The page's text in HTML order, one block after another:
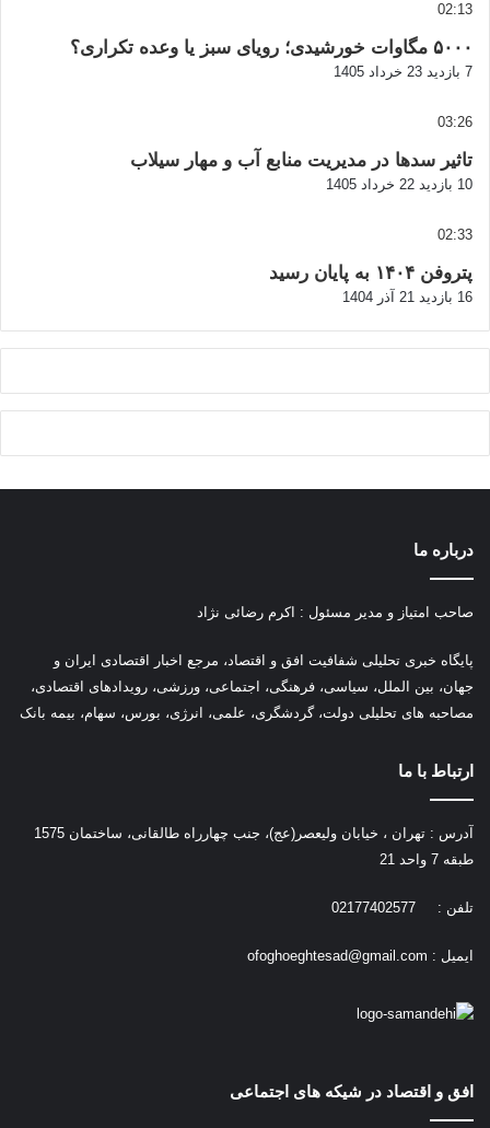
02:13
۵۰۰۰ مگاوات خورشیدی؛ رویای سبز یا وعده تکراری؟
7 بازدید 23 خرداد 1405
03:26
تاثیر سدها در مدیریت منابع آب و مهار سیلاب
10 بازدید 22 خرداد 1405
02:33
پتروفن ۱۴۰۴ به پایان رسید
16 بازدید 21 آذر 1404
درباره ما
صاحب امتیاز و مدیر مسئول : اکرم رضائی نژاد
پایگاه خبری تحلیلی شفافیت افق و اقتصاد، مرجع اخبار اقتصادی ایران و
جهان، بین الملل، سیاسی، فرهنگی، اجتماعی، ورزشی، رویدادهای اقتصادی،
مصاحبه های تحلیلی دولت، گردشگری، علمی، انرژی، بورس، سهام، بیمه بانک
ارتباط با ما
آدرس : تهران ، خیابان ولیعصر(عج)، جنب چهارراه طالقانی، ساختمان 1575
طبقه 7 واحد 21
تلفن : 02177402577
ایمیل : ofoghoeghtesad@gmail.com
افق و اقتصاد در شیکه های اجتماعی